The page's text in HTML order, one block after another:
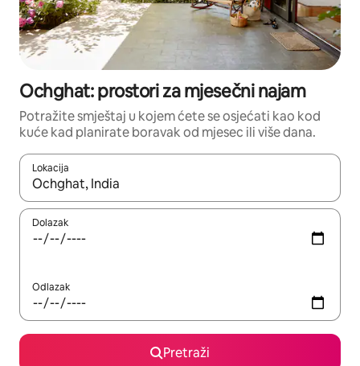
Ochghat: prostori za mjesečni najam
Potražite smještaj u kojem ćete se osjećati kao kod
kuće kad planirate boravak od mjesec ili više dana.
Lokacija
Kada budu dostupni rezultati, moći ćete ih pregledati
Dolazak
Odlazak
Pretraži